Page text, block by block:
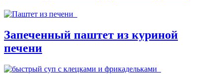
Запеченный паштет из куриной
печени